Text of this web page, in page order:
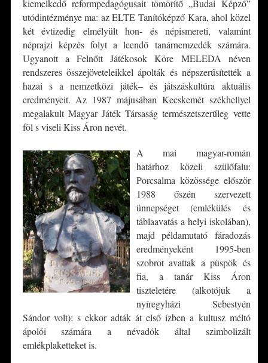
kiemelkedő reformpedagógusait tömörítő „Budai Képző”
utódintézménye ma: az ELTE Tanítóképző Kara, ahol közel
két évtizedig elmélyült hon- és népismereti, valamint
néprajzi képzés folyt a leendő tanárnemzedék számára.
Ugyanott a Felnőtt Játékosok Köre MELEDA néven
rendszeres összejöveteleikkel ápolták és népszerűsítették a
hazai s a nemzetközi játék– és játszáskultúra aktuális
eredményeit. Az 1987 májusában Kecskemét székhellyel
megalakult Magyar Játék Társaság természetszerűleg vette
föl s viseli Kiss Áron nevét.
A mai magyar-román
határhoz közeli szülőfalu:
Porcsalma közössége először
1988 őszén szervezett
ünnepséget (emlékülés és
táblaavatás a helyi iskolában),
majd példamutató fáradozás
eredményeként 1995-ben
szobrot avattak a püspök és
fia, a tanár Kiss Áron
tiszteletére (alkotójuk a
nyíregyházi Sebestyén
Sándor volt); s ekkor adták át első ízben a kultusz méltó
ápolói számára a névadók által szimbolizált
emlékplaketteket is.